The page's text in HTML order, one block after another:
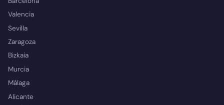
Valencia
Sevilla
Zaragoza
Bizkaia
Murcia
Málaga
Alicante